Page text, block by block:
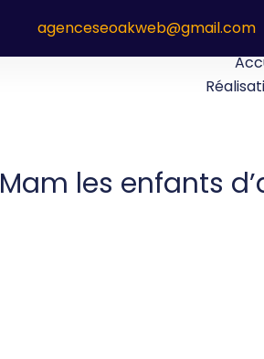
agenceseoakweb@gmail.com
Mam les enfants